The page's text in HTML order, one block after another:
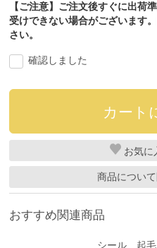
【ご注意】ご注文後すぐに出荷
受けできない場合がございます
さい。
確認しました
お気に
商品につい
おすすめ関連商品
シール 起